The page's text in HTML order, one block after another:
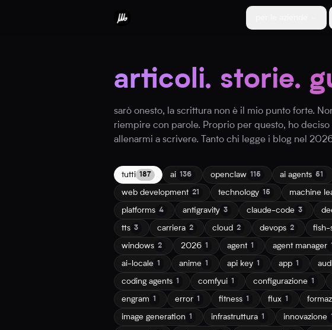
articoli. storie.
sarò onesto, la scrittura non è il mio punto forte.
riempire con parole. Proprio per questo, ho
allenarmi a scrivere. Tanto chi legge i blog nel
tutti 187 ai 136 openclaw 115 ai agents 51
web development 21 technology 15 machine
platforms 4 antigravity 3 claude-code 3
tts 3 carriera 2 cloud 2 devops 2 fish-
windows 2 2026 1 agent 1 agent manager 1
ai-locale 1 anime 1 api key 1 app 1
coding agents 1 comfyui 1 configurazione 1
engram 1 error 1 fitness 1 flux 1
image generation 1 infrastruttura 1 innovazione 1